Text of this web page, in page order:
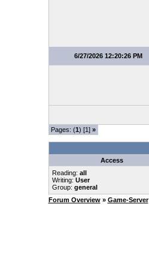
6/27/2026 12:20:26 PM
Pages: (1) [1] »
Access
Reading: all
Writing: User
Group: general
Forum Overview » Game-Server